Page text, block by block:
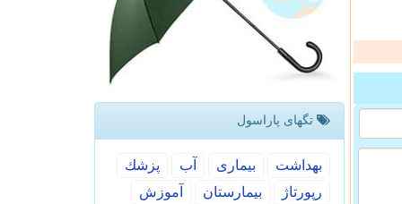
تگهای پاراسول
بهداشت بیماری آب
پزشك
رپورتاژ
بیمارستان
آموزش